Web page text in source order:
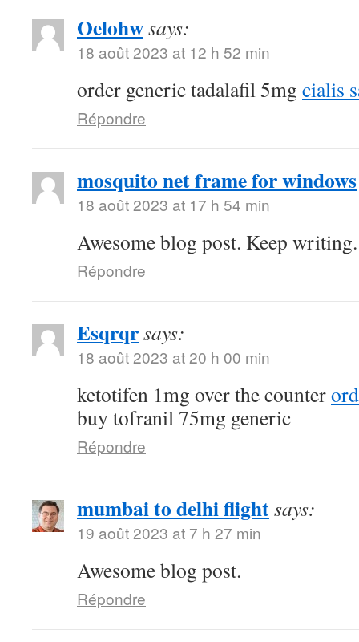
Oelohwsays:
18 août 2023 at 12 h 52 min
order generic tadalafil 5mg cialis
Répondre
mosquito net frame for windows
18 août 2023 at 17 h 54 min
Awesome blog post. Keep writing.
Répondre
Esqrqrsays:
18 août 2023 at 20 h 00 min
ketotifen 1mg over the counter
buy tofranil 75mg generic
Répondre
mumbai to delhi flightsays:
19 août 2023 at 7 h 27 min
Awesome blog post.
Répondre